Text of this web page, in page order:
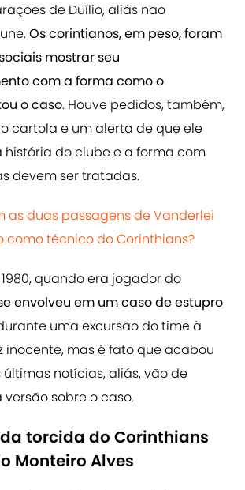
de Duílio, aliás não
Os corintianos, em peso, foram
mostrar seu
com a forma como o
o caso. Houve pedidos, também,
cartola e um alerta de que ele
história do clube e a forma com
devem ser tratadas.
as duas passagens de Vanderlei
como técnico do Corinthians?
quando era jogador do
envolveu em um caso de estupro
uma excursão do time à
inocente, mas é fato que acabou
notícias, aliás, vão de
sobre o caso.
torcida do Corinthians
Monteiro Alves